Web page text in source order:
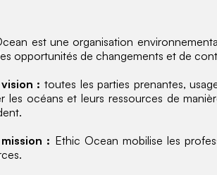
est une organisation
opportunités de changements et de
: toutes les parties prenantes,
les océans et leurs ressources de
: Ethic Ocean mobilise les